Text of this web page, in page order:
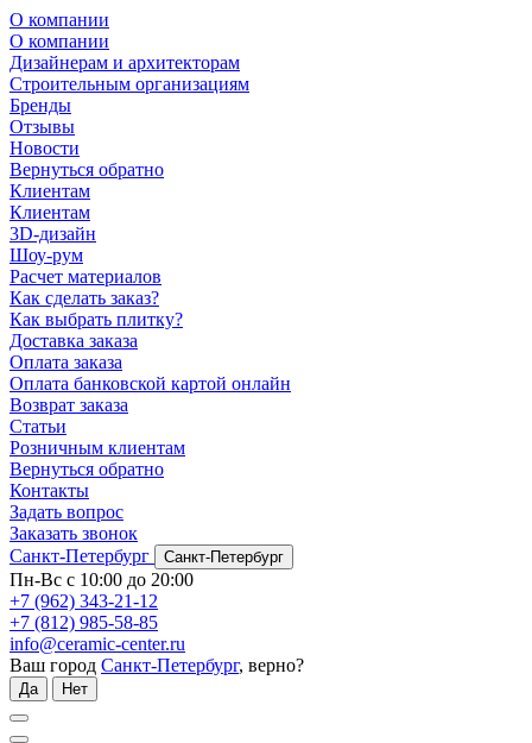
О компании
О компании
Дизайнерам и архитекторам
Строительным организациям
Бренды
Отзывы
Новости
Вернуться обратно
Клиентам
Клиентам
3D-дизайн
Шоу-рум
Расчет материалов
Как сделать заказ?
Как выбрать плитку?
Доставка заказа
Оплата заказа
Оплата банковской картой онлайн
Возврат заказа
Статьи
Розничным клиентам
Вернуться обратно
Контакты
Задать вопрос
Заказать звонок
Санкт-Петербург
Санкт-Петербург
Пн-Вс с 10:00 до 20:00
+7 (962) 343-21-12
+7 (812) 985-58-85
info@ceramic-center.ru
Ваш город Санкт-Петербург, верно?
Да Нет